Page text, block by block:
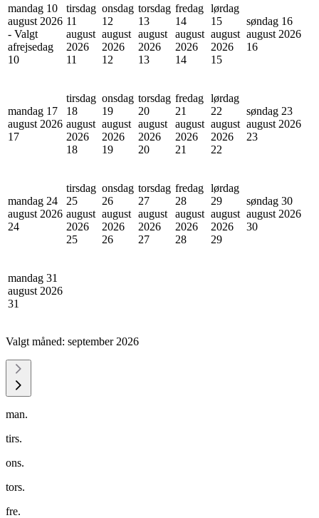
mandag 10
august 2026
- Valgt
afrejsedag
10
tirsdag
11
august
2026
11
onsdag
12
august
2026
12
torsdag
13
august
2026
13
fredag
14
august
2026
14
lørdag
15
august
2026
15
søndag 16
august 2026
16
mandag 17
august 2026
17
tirsdag
18
august
2026
18
onsdag
19
august
2026
19
torsdag
20
august
2026
20
fredag
21
august
2026
21
lørdag
22
august
2026
22
søndag 23
august 2026
23
mandag 24
august 2026
24
tirsdag
25
august
2026
25
onsdag
26
august
2026
26
torsdag
27
august
2026
27
fredag
28
august
2026
28
lørdag
29
august
2026
29
søndag 30
august 2026
30
mandag 31
august 2026
31
Valgt måned: september 2026
man.
tirs.
ons.
tors.
fre.